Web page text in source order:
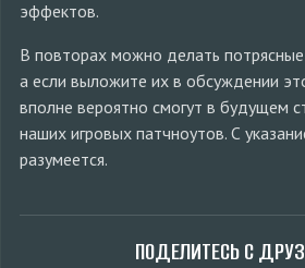
эффектов.
В повторах можно делать
а если выложите их в обсуждении
вполне вероятно смогут в будущем
наших игровых патчноутов. С
разумеется.
ПОДЕЛИТЕСЬ С